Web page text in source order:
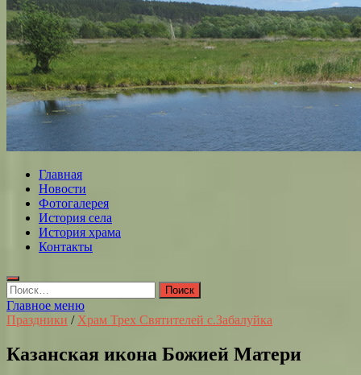
Главная
Новости
Фотогалерея
История села
История храма
Контакты
Найти:
Главное меню
Праздники / Храм Трех Святителей с.Забалуйка
Казанская икона Божией Матери